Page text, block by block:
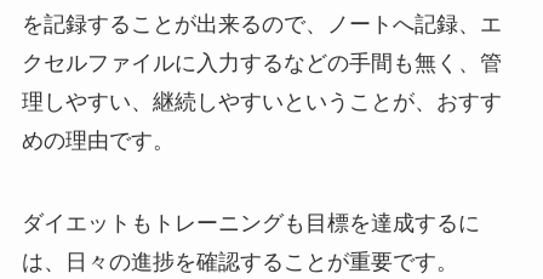
を記録することが出来るので、ノートへ記録、エ
クセルファイルに入力するなどの手間も無く、管
理しやすい、継続しやすいということが、おすす
めの理由です。
ダイエットもトレーニングも目標を達成するに
は、日々の進捗を確認することが重要です。